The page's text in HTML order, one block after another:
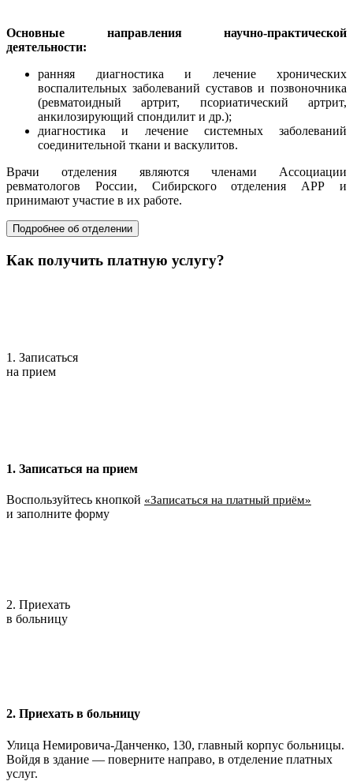
Основные направления научно-практической
деятельности:
ранняя диагностика и лечение хронических
воспалительных заболеваний суставов и позвоночника
(ревматоидный артрит, псориатический артрит,
анкилозирующий спондилит и др.);
диагностика и лечение системных заболеваний
соединительной ткани и васкулитов.
Врачи отделения являются членами Ассоциации
ревматологов России, Сибирского отделения АРР и
принимают участие в их работе.
Подробнее об отделении
Как получить платную услугу?
1. Записаться
на прием
1. Записаться на прием
Воспользуйтесь кнопкой «Записаться на платный приём»
и заполните форму
2. Приехать
в больницу
2. Приехать в больницу
Улица Немировича-Данченко, 130, главный корпус больницы.
Войдя в здание — поверните направо, в отделение платных
услуг.